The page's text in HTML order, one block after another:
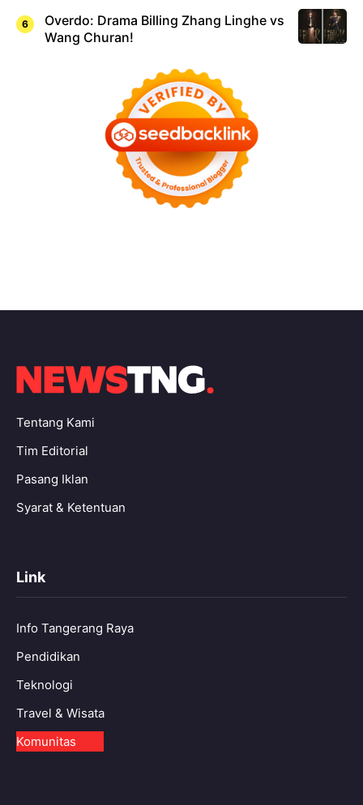
Overdo: Drama Billing Zhang Linghe vs
Wang Churan!
Tentang Kami
Tim Editorial
Pasang Iklan
Syarat & Ketentuan
Link
Info Tangerang Raya
Pendidikan
Teknologi
Travel & Wisata
Komunitas